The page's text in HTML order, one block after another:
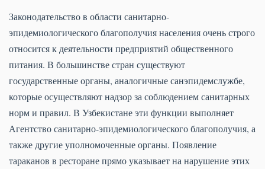
Законодательство в области санитарно-
эпидемиологического благополучия населения очень строго
относится к деятельности предприятий общественного
питания. В большинстве стран существуют
государственные органы, аналогичные санэпидемслужбе,
которые осуществляют надзор за соблюдением санитарных
норм и правил. В Узбекистане эти функции выполняет
Агентство санитарно-эпидемиологического благополучия, а
также другие уполномоченные органы. Появление
тараканов в ресторане прямо указывает на нарушение этих